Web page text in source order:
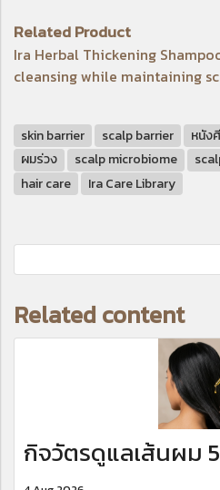
Related Product
Ira Herbal Thickening
cleansing while maintaining
skin barrier scalp barrier หนัง
ผมร่วง
scalp microbiome
hair care
Ira Care Library
Related content
กิจวัตรดูแลเส้นผม